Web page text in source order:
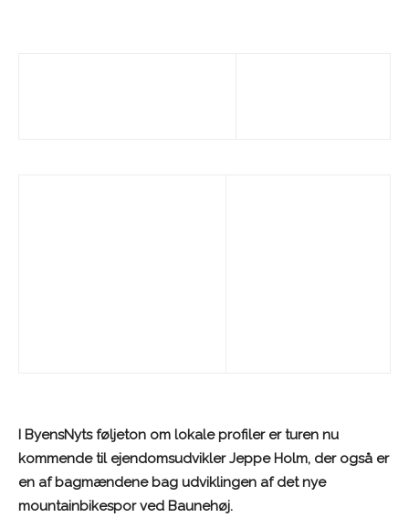
I ByensNyts føljeton om lokale profiler er turen nu
kommende til ejendomsudvikler Jeppe Holm, der også er
en af bagmændene bag udviklingen af det nye
mountainbikespor ved Baunehøj.